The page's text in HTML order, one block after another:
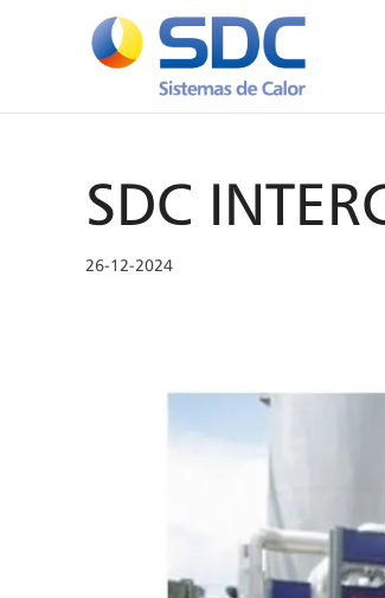
SDC
26-12-2024